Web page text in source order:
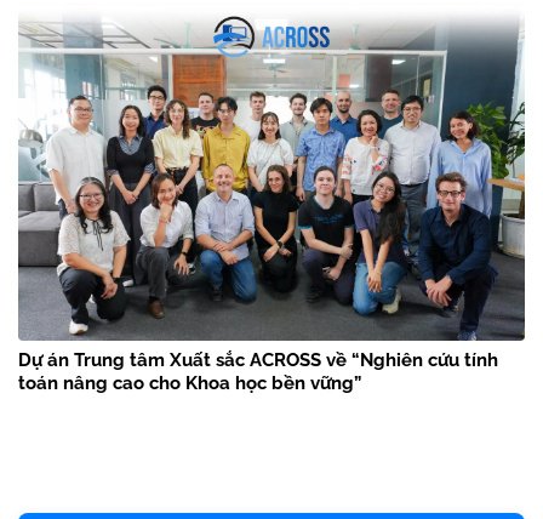
Dự án Trung tâm Xuất sắc ACROSS về “Nghiên cứu tính
toán nâng cao cho Khoa học bền vững”